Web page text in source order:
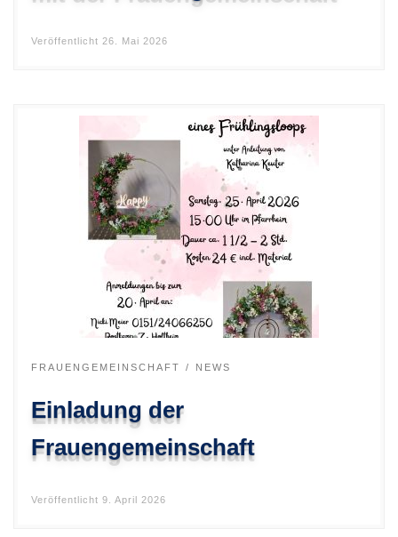
Veröffentlicht 26. Mai 2026
FRAUENGEMEINSCHAFT NEWS
Einladung der
Frauengemeinschaft
Veröffentlicht 9. April 2026